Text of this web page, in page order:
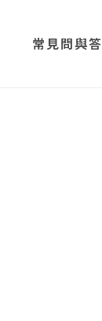
常見問與答